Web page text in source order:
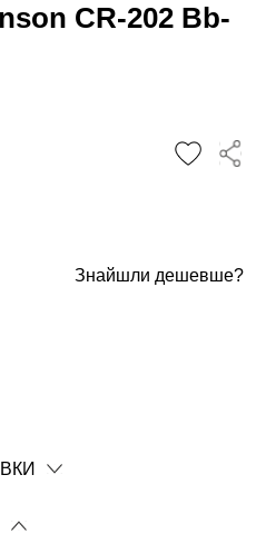
CR-202 Bb-
Знайшли дешевше?